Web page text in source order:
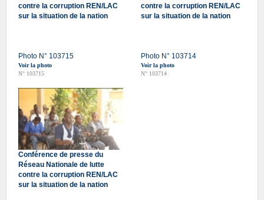
contre la corruption REN/LAC
sur la situation de la nation
Photo N° 103715
Voir la photo
N° 103715
contre la corruption REN/LAC
sur la situation de la nation
Photo N° 103714
Voir la photo
N° 103714
Conférence de presse du
Réseau Nationale de lutte
contre la corruption REN/LAC
sur la situation de la nation